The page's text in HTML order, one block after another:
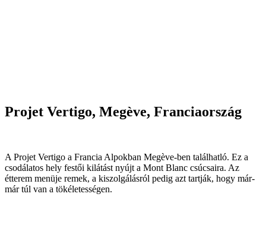
Projet Vertigo, Megève, Franciaország
A Projet Vertigo a Francia Alpokban Megève-ben találhatló. Ez a
csodálatos hely festői kilátást nyújt a Mont Blanc csúcsaira. Az
étterem menüje remek, a kiszolgálásról pedig azt tartják, hogy már-
már túl van a tökéletességen.